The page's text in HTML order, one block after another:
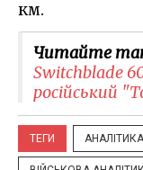
км.
Читайте
Switchblade
російський
ТЕГИ